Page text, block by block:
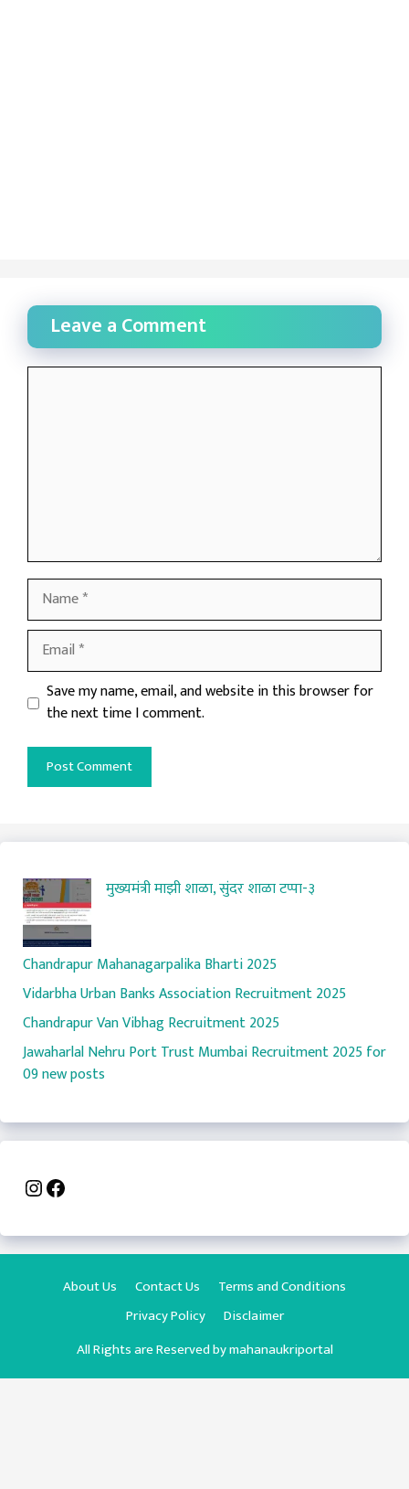
Leave a Comment
Name
Email
Website
Save my name, email, and website in this browser for
the next time I comment.
मुख्यमंत्री माझी शाळा, सुंदर शाळा टप्पा-३
Chandrapur Mahanagarpalika Bharti 2025
Vidarbha Urban Banks Association Recruitment 2025
Chandrapur Van Vibhag Recruitment 2025
Jawaharlal Nehru Port Trust Mumbai Recruitment 2025 for
09 new posts
Instagram
Facebook
About Us Contact Us
Terms and Conditions
Privacy Policy
Disclaimer
All Rights are Reserved bymahanaukriportal